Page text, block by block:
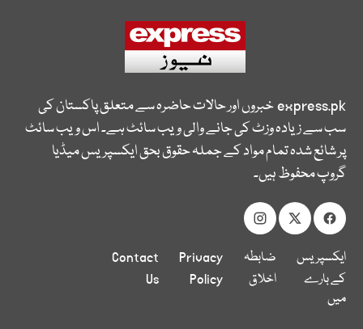
express.pkخبروں اور حالات حاضرہ سے متعلق پاکستان کی
سب سے زیادہ وزٹ کی جانے والی ویب سائٹ ہے۔ اس ویب سائٹ
پر شائع شدہ تمام مواد کے جملہ حقوق بحق ایکسپریس میڈیا
گروپ محفوظ ہیں۔
ایکسپریس
کے بارے
میں
ضابطہ
اخلاق
Privacy
Policy
Contact
Us